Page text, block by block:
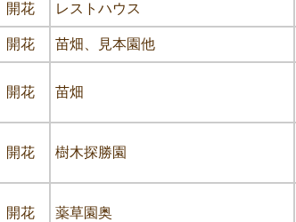
開花 レストハウス
開花 苗畑、見本園他
開花 苗畑
開花 樹木探勝園
開花 薬草園奥